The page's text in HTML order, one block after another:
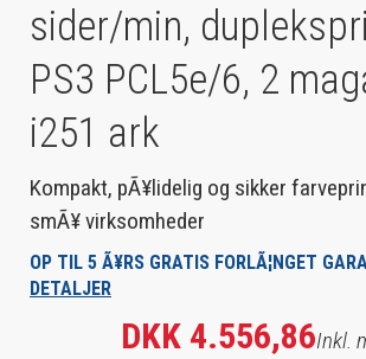
sider/min,
PS3 PCL5e/6, 2
i251 ark
Kompakt, pÃ¥lidelig og sikker
smÃ¥ virksomheder
OP TIL 5 Ã¥RS GRATIS FORLÃ¦NGET
DETALJER
DKK 4.556,86Inkl.